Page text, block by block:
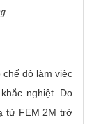
độ làm việc
nghiệt. Do
tử FEM 2M trở